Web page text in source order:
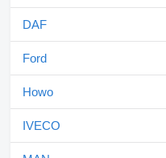
DAF
Ford
Howo
IVECO